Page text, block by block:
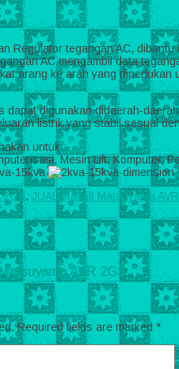
Regulator tegangan AC, dibantu
AC mengambil data
arang ke arah yang
dapat digunakan didaerah-
listrik yang stabil sesuai
untuk :
Mesin Lift, Komputer,
2GS, JUAL Stavolt Matsuyama
AVR 2GS
Required fields are marked *